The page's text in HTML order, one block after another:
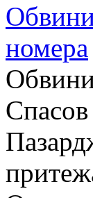
номера
Спасов